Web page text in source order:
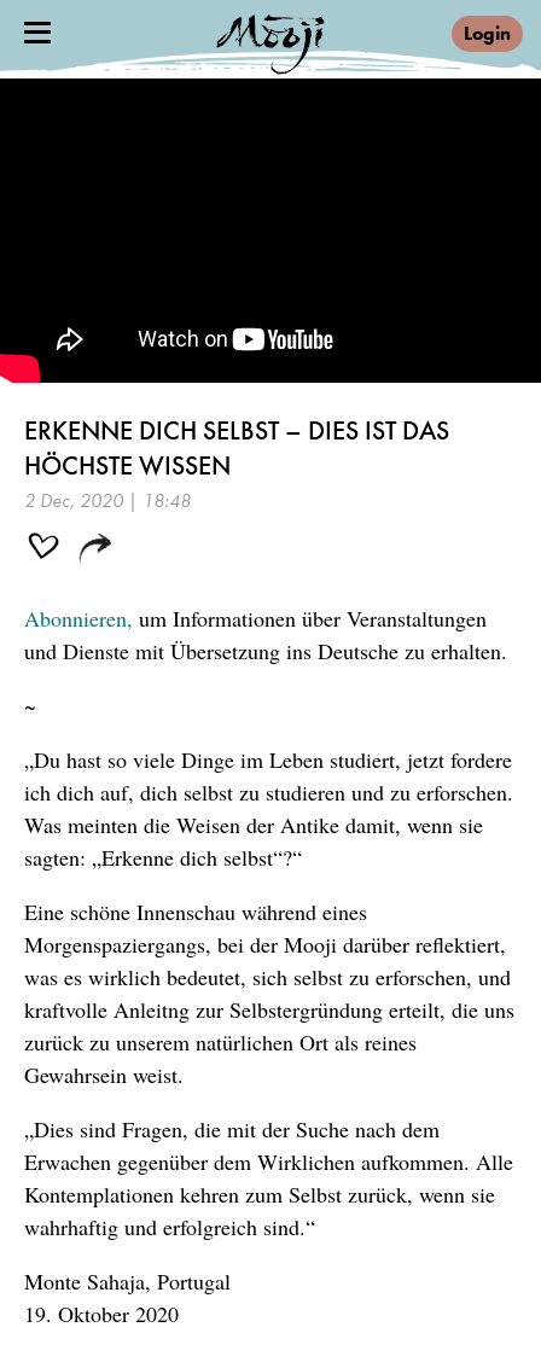
Login
ERKENNE DICH SELBST – DIES IST DAS
HÖCHSTE WISSEN
2 Dec, 2020 | 18:48
Abonnieren, um Informationen über Veranstaltungen
und Dienste mit Übersetzung ins Deutsche zu erhalten.
~
„Du hast so viele Dinge im Leben studiert, jetzt fordere
ich dich auf, dich selbst zu studieren und zu erforschen.
Was meinten die Weisen der Antike damit, wenn sie
sagten: „Erkenne dich selbst“?“
Eine schöne Innenschau während eines
Morgenspaziergangs, bei der Mooji darüber reflektiert,
was es wirklich bedeutet, sich selbst zu erforschen, und
kraftvolle Anleitng zur Selbstergründung erteilt, die uns
zurück zu unserem natürlichen Ort als reines
Gewahrsein weist.
„Dies sind Fragen, die mit der Suche nach dem
Erwachen gegenüber dem Wirklichen aufkommen. Alle
Kontemplationen kehren zum Selbst zurück, wenn sie
wahrhaftig und erfolgreich sind.“
Monte Sahaja, Portugal
19. Oktober 2020